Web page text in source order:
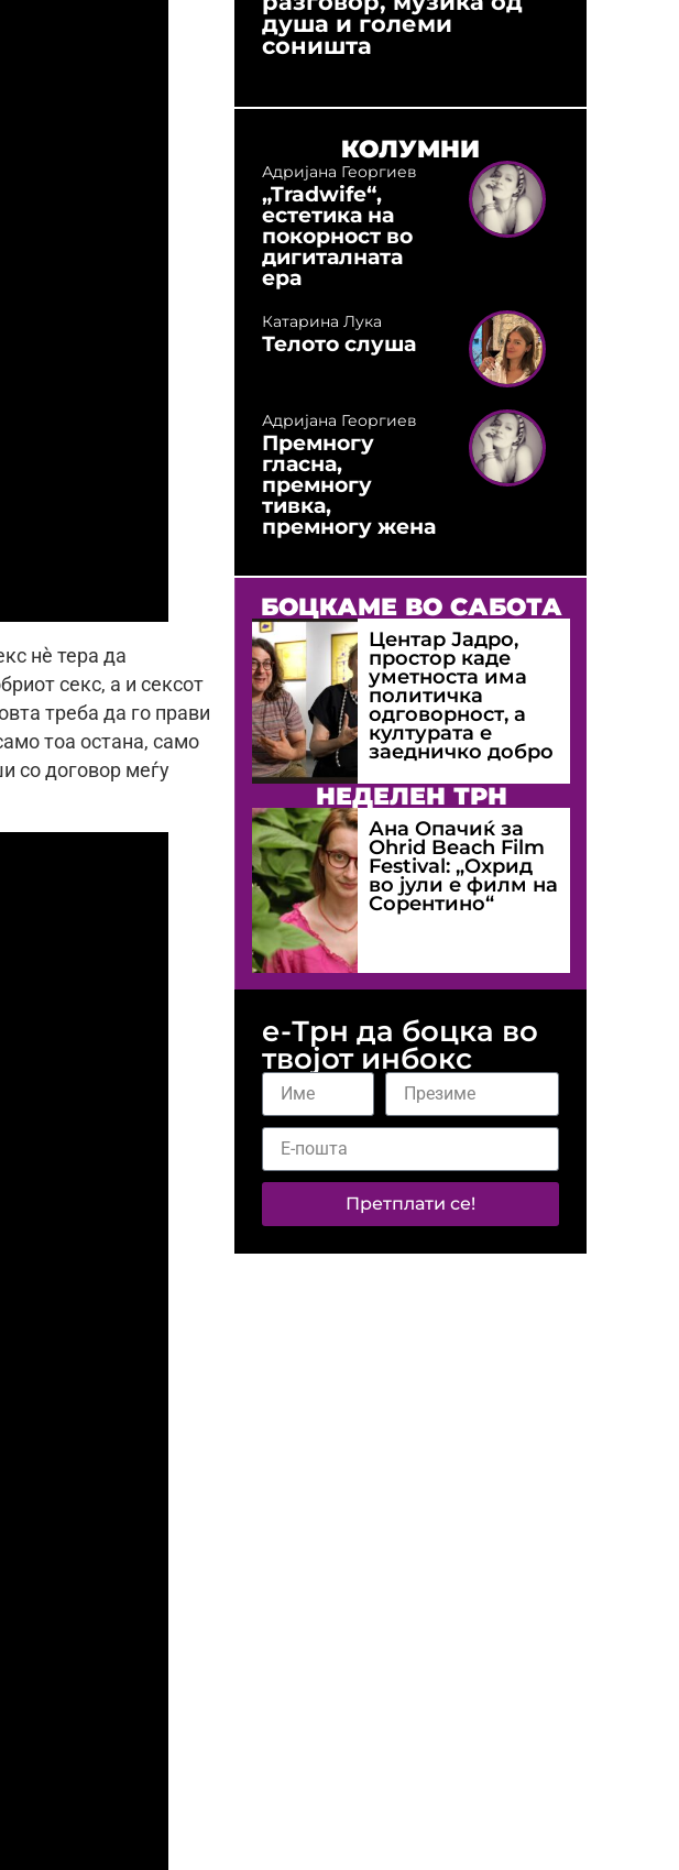
нè тера да
секс, а и сексот
треба да го прави
тоа остана, само
со договор меѓу
душа и големи
соништа
КОЛУМНИ
Адријана Георгиев
„Tradwife“,
естетика на
покорност во
дигиталната
ера
Катарина Лука
Телото слуша
Адријана Георгиев
Премногу
гласна,
премногу
тивка,
премногу жена
БОЦКАМЕ ВО САБОТА
Центар Јадро,
простор каде
уметноста има
политичка
одговорност, а
културата е
заедничко добро
НЕДЕЛЕН ТРН
Ана Опачиќ за
Оhrid Beach Film
Festival: „Охрид
во јули е филм на
Сорентино“
е-Трн да боцка во
твојот инбокс
Претплати се!